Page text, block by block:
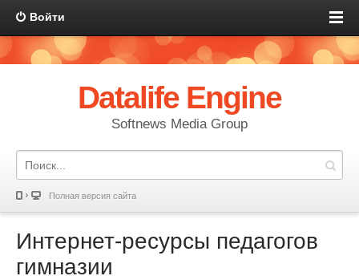
Войти
Datalife Engine
Softnews Media Group
Полная версия сайта
Интернет-ресурсы педагогов
гимназии